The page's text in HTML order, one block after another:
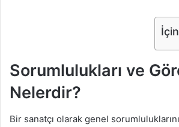
Sorumlulukları ve
Nelerdir?
Bir sanatçı olarak genel